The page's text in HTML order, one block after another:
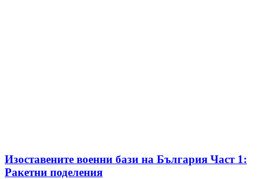
Изоставените военни бази на България Част 1:
Ракетни поделения